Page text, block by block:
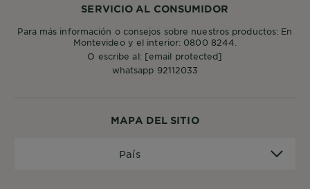
MAPA DEL SITIO
País
SERVICIO AL CONSUMIDOR
Para más información o consejos sobre nuestros productos: En
Montevideo y el interior: 0800 8244.
O escribe al: [email protected]
whatsapp 92112033